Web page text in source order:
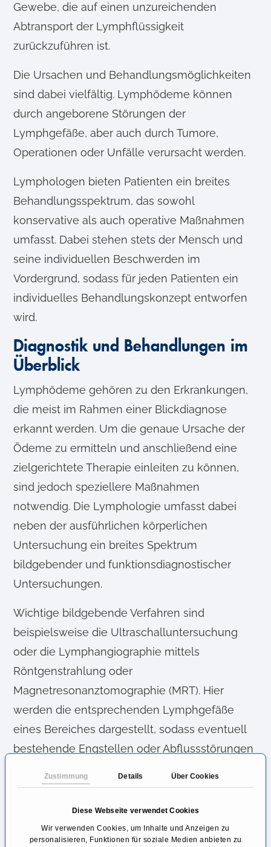
Zustimmung Details Über Cookies
Diese Webseite verwendet Cookies
Wir verwenden Cookies, um Inhalte und Anzeigen zu
personalisieren, Funktionen für soziale Medien anbieten zu
Gewebe, die auf einen unzureichenden
Abtransport der Lymphflüssigkeit
zurückzuführen ist.
Die Ursachen und Behandlungsmöglichkeiten
sind dabei vielfältig. Lymphödeme können
durch angeborene Störungen der
Lymphgefäße, aber auch durch Tumore,
Operationen oder Unfälle verursacht werden.
Lymphologen bieten Patienten ein breites
Behandlungsspektrum, das sowohl
konservative als auch operative Maßnahmen
umfasst. Dabei stehen stets der Mensch und
seine individuellen Beschwerden im
Vordergrund, sodass für jeden Patienten ein
individuelles Behandlungskonzept entworfen
wird.
Diagnostik und Behandlungen im
Überblick
Lymphödeme gehören zu den Erkrankungen,
die meist im Rahmen einer Blickdiagnose
erkannt werden. Um die genaue Ursache der
Ödeme zu ermitteln und anschließend eine
zielgerichtete Therapie einleiten zu können,
sind jedoch speziellere Maßnahmen
notwendig. Die Lymphologie umfasst dabei
neben der ausführlichen körperlichen
Untersuchung ein breites Spektrum
bildgebender und funktionsdiagnostischer
Untersuchungen.
Wichtige bildgebende Verfahren sind
beispielsweise die Ultraschalluntersuchung
oder die Lymphangiographie mittels
Röntgenstrahlung oder
Magnetresonanztomographie (MRT). Hier
werden die entsprechenden Lymphgefäße
eines Bereiches dargestellt, sodass eventuell
bestehende Engstellen oder Abflussstörungen
Lymphtransportfunktion lassen sich mit Hilfe
der Funktionslymphszintigraphie gewinnen. Bei